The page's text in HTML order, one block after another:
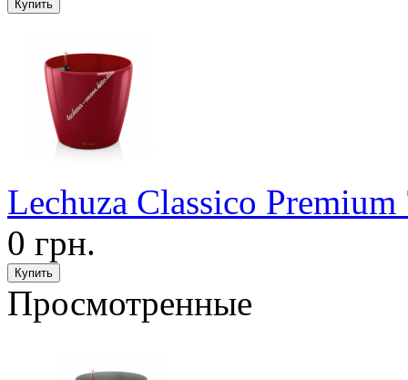
Lechuza Classico
0 грн.
Просмотренные